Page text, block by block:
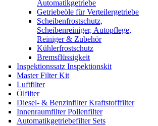
Automatikgetriebe
Getriebeöle für Verteilergetriebe
Scheibenfrostschutz,
Scheibenreiniger, Autopflege,
Reiniger & Zubehör
Kühlerfrostschutz
Bremsflüssigkeit
Inspektionssatz Inspektionskit
Master Filter Kit
Luftfilter
Ölfilter
Diesel- & Benzinfilter Kraftstofffilter
Innenraumfilter Pollenfilter
Automatikgetriebefilter Sets